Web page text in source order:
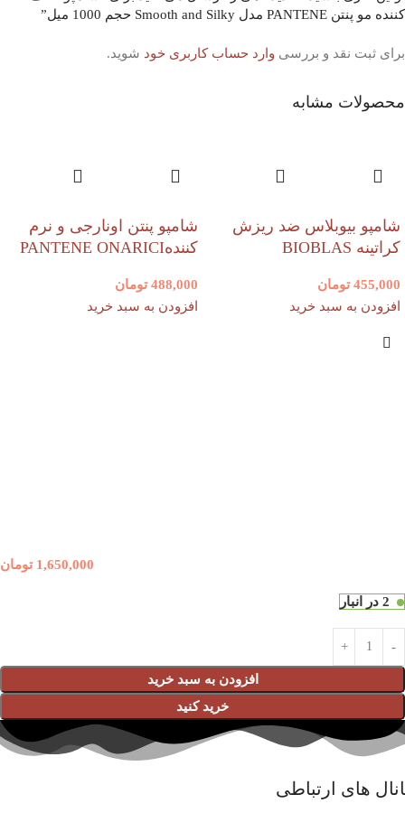
کننده مو پنتن PANTENE مدل Smooth and Silky حجم 1000 میل”
برای ثبت نقد و بررسی وارد حساب کاربری خود شوید.
محصولات مشابه
شامپو بیوبلاس ضد ریزش
کراتینه BIOBLAS
455,000 تومان
افزودن به سبد خرید
شامپو پنتن اونارجی و نرم
کنندهPANTENE ONARICI
488,000 تومان
افزودن به سبد خرید
1,650,000 تومان
2 در انبار
افزودن به سبد خرید
خرید کنید
های ارتباطی